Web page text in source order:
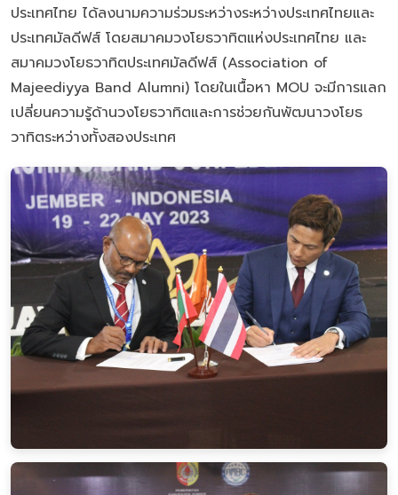
ประเทศไทย ได้ลงนามความร่วมระหว่างระหว่างประเทศไทยและ
ประเทศมัลดีฟส์ โดยสมาคมวงโยธวาทิตแห่งประเทศไทย และ
สมาคมวงโยธวาทิตประเทศมัลดีฟส์ (Association of
Majeediyya Band Alumni) โดยในเนื้อหา MOU จะมีการแลก
เปลี่ยนความรู้ด้านวงโยธวาทิตและการช่วยกันพัฒนาวงโยธ
วาทิตระหว่างทั้งสองประเทศ